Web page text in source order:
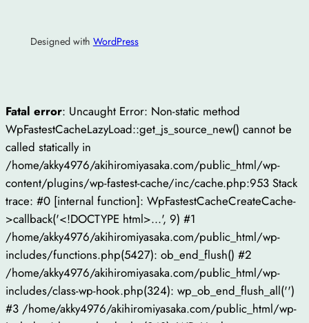
Designed with WordPress
Fatal error: Uncaught Error: Non-static method
WpFastestCacheLazyLoad::get_js_source_new() cannot be
called statically in
/home/akky4976/akihiromiyasaka.com/public_html/wp-
content/plugins/wp-fastest-cache/inc/cache.php:953 Stack
trace: #0 [internal function]: WpFastestCacheCreateCache-
>callback('<!DOCTYPE html>...', 9) #1
/home/akky4976/akihiromiyasaka.com/public_html/wp-
includes/functions.php(5427): ob_end_flush() #2
/home/akky4976/akihiromiyasaka.com/public_html/wp-
includes/class-wp-hook.php(324): wp_ob_end_flush_all('')
#3 /home/akky4976/akihiromiyasaka.com/public_html/wp-